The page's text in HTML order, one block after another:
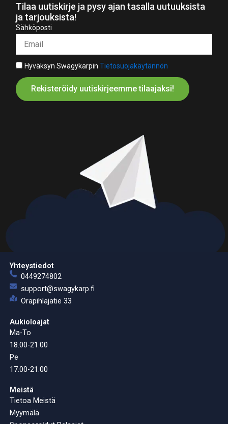
Tilaa uutiskirje ja pysy ajan tasalla uutuuksista
ja tarjouksista!
Sähköposti
Hyväksyn SwagykarpinTietosuojakäytännön
Rekisteröidy uutiskirjeemme tilaajaksi!
Yhteystiedot
0449274802
support@swagykarp.fi
Orapihlajatie 33
Aukioloajat
Ma-To
18.00-21.00
Pe
17.00-21.00
Meistä
Tietoa Meistä
Myymälä